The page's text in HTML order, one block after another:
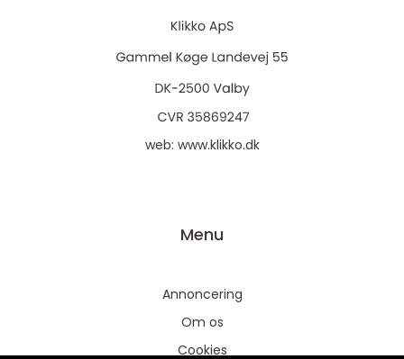
web: www.klikko.dk
Menu
Annoncering
Om os
Cookies